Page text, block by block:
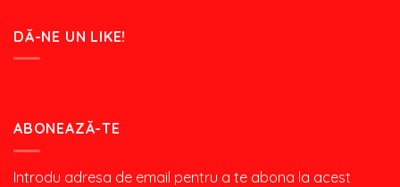
DĂ-NE UN LIKE!
ABONEAZĂ-TE
Introdu adresa de email pentru a te abona la acest